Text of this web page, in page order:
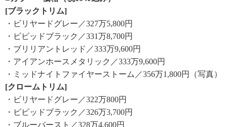
[ブラックトリム]
・ビリヤードグレー／327万5,800円
・ビビッドブラック／331万8,700円
・ブリリアントレッド／333万9,600円
・アイアンホースメタリック／333万9,600円
・ミッドナイトファイヤーストーム／356万1,800円（写真）
[クロームトリム]
・ビリヤードグレー／322万800円
・ビビッドブラック／326万3,700円
・ブルーバースト／328万4,600円